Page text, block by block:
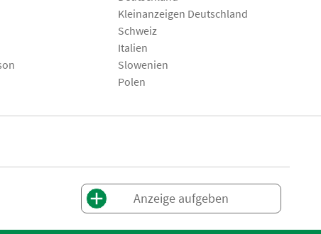
Kleinanzeigen Deutschland
Schweiz
Italien
Slowenien
Polen
Anzeige aufgeben